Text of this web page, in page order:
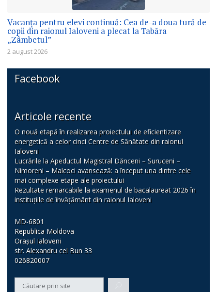
Vacanța pentru elevi continuă: Cea de-a doua tură de
copii din raionul Ialoveni a plecat la Tabăra
„Zâmbetul”
2 august 2026
Facebook
Articole recente
O nouă etapă în realizarea proiectului de eficientizare
energetică a celor cinci Centre de Sănătate din raionul
Ialoveni
Lucrările la Apeductul Magistral Dănceni – Suruceni –
Nimoreni – Malcoci avansează: a început una dintre cele
mai complexe etape ale proiectului
Rezultate remarcabile la examenul de bacalaureat 2026 în
instituțiile de învățământ din raionul Ialoveni
MD-6801
Republica Moldova
Orașul Ialoveni
str. Alexandru cel Bun 33
026820007